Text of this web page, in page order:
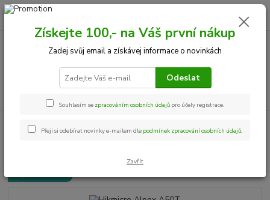
+420 534 534 863
0,00 Kč
Získejte 100,- na Váš první nákup
Zadej svůj email a získávej informace o novinkách
Odeslat
Souhlasím se zpracováním osobních údajů pro účely registrace.
Přeji si odebírat novinky e-mailem dle podmínek zpracování osobních údajů.
Zavřít